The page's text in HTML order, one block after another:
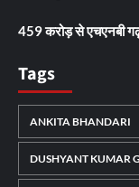
459 करोड़ से एचएनबी
Tags
ANKITA BHANDARI
DUSHYANT KUMAR